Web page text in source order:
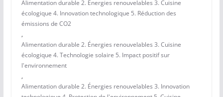
Alimentation durable 2. Énergies renouvelables 3. Cuisine
écologique 4. Innovation technologique 5. Réduction des
émissions de CO2
,
Alimentation durable 2. Énergies renouvelables 3. Cuisine
écologique 4. Technologie solaire 5. Impact positif sur
l'environnement
,
Alimentation durable 2. Énergies renouvelables 3. Innovation